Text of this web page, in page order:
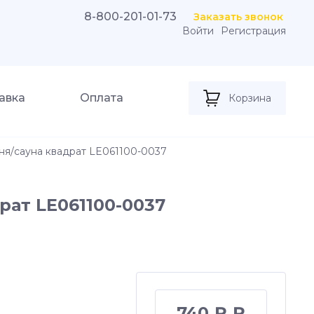
8-800-201-01-73
Заказать звонок
Войти
Регистрация
Оплата Корзина
сауна квадрат LE061100-0037
LE061100-0037